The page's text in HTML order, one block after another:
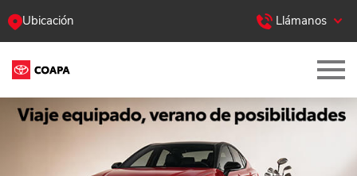
Ubicación Llámanos